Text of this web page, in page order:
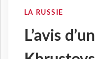
LA RUSSIE
L’avis